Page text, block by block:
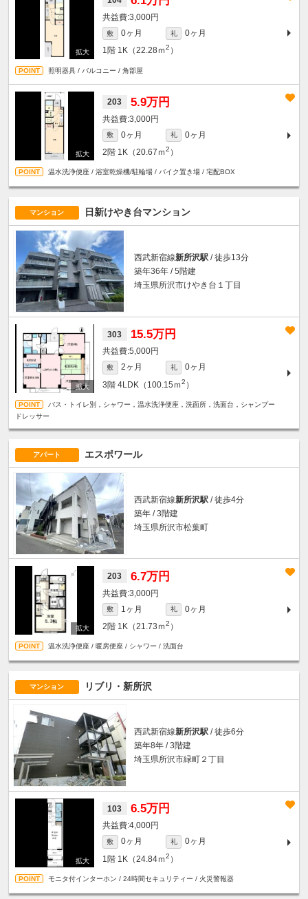
3,000円
敷 0ヶ月 礼
0ヶ月
1階 1K（22.28ｍ2 ）
照明器具 / バルコニー / 角部屋
203 5.9万円
3,000円
敷 0ヶ月 礼
0ヶ月
2階 1K（20.67ｍ2 ）
温水洗浄便座 / 浴室乾燥機/駐輪場 / バイク置き場 / 宅配BOX
マンション 日新けやき台マンション
西武新宿線新所沢駅 / 徒歩13分
築年36年 / 5階建
埼玉県所沢市けやき台１丁目
303 15.5万円
5,000円
敷 2ヶ月 礼
0ヶ月
3階 4LDK（100.15ｍ2 ）
バス・トイレ別，シャワー，温水洗浄便座，洗面所，洗面台，シャンプー
ドレッサー
アパート エスポワール
西武新宿線新所沢駅 / 徒歩4分
築年 / 3階建
埼玉県所沢市松葉町
203 6.7万円
3,000円
敷 1ヶ月 礼
0ヶ月
2階 1K（21.73ｍ2 ）
温水洗浄便座 / 暖房便座 / シャワー / 洗面台
マンション リブリ・新所沢
西武新宿線新所沢駅 / 徒歩6分
築年8年 / 3階建
埼玉県所沢市緑町２丁目
103 6.5万円
4,000円
敷 0ヶ月 礼
0ヶ月
1階 1K（24.84ｍ2 ）
モニタ付インターホン / 24時間セキュリティー / 火災警報器